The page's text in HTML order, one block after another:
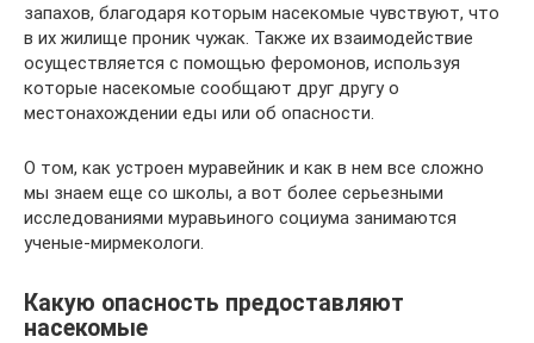
запахов, благодаря которым насекомые чувствуют, что
в их жилище проник чужак. Также их взаимодействие
осуществляется с помощью феромонов, используя
которые насекомые сообщают друг другу о
местонахождении еды или об опасности.
О том, как устроен муравейник и как в нем все сложно
мы знаем еще со школы, а вот более серьезными
исследованиями муравьиного социума занимаются
ученые-мирмекологи.
Какую опасность предоставляют
насекомые